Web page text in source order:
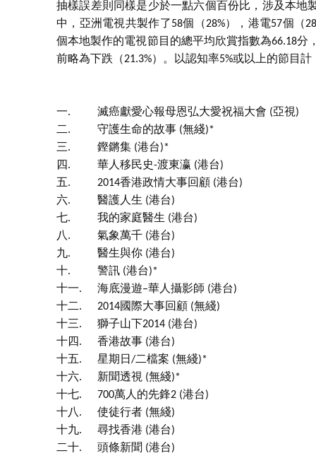
抽樣誤差則同樣是少於一點六個百份比，涉及本地
中，亞洲電視共製作了58個（28%），港電57個（
個本地製作的電視節目的總平均欣賞指數為66.18分
前略為下跌（21.3%）。以認知率5%或以上的節目
一.
滅癌獻愛心報母恩弘大愛祝福大會 (亞視)
二.
守護生命的故事 (無綫)*
三.
鏗鏘集 (港台)*
四.
華人移民史-渡東瀛 (港台)
五.
2014香港政情大事回顧 (港台)
六.
醫護人生 (港台)
七.
我的家庭醫生 (港台)
八.
氣象萬千 (港台)
九.
醫生與你 (港台)
十.
警訊 (港台)*
十一.
海底漫遊–華人攝影師 (港台)
十二.
2014國際大事回顧 (無綫)
十三.
獅子山下2014 (港台)
十四.
香港故事 (港台)
十五.
星期日/二檔案 (無綫)*
十六.
新聞透視 (無綫)*
十七.
700萬人的先鋒2 (港台)
十八.
使徒行者 (無綫)
十九.
尋找香港 (港台)
二十.
頭條新聞 (港台)